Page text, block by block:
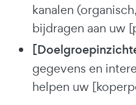
kanalen
bijdragen aan uw
gegevens en
helpen uw